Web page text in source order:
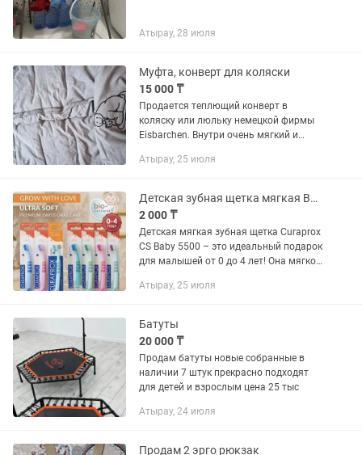
Атырау, 28 июля
Муфта, конверт для коляски
15 000 ₸
Продается теплющий конверт в
коляску или люльку немецкой фирмы
Eisbarchen. Внутри очень мягкий и
утеплителя. Ребенок как в коконе не
Атырау, 25 июля
Детская зубная щетка мягкая Baby от 0-4
2 000 ₸
Детская мягкая зубная щетка Curaprox
CS Baby 5500 – это идеальный подарок
для малышей от 0 до 4 лет! Она мягко
рта, не нанося вреда деснам и эмали,
Атырау, 25 июля
Батуты
20 000 ₸
Продам батуты новые собранные в
наличии 7 штук прекрасно подходят
для детей и взрослым цена 25 тыс
Атырау, 24 июля
Продам 2 эрго рюкзак